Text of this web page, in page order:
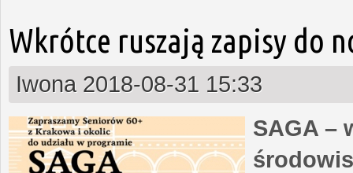
Wkrótce ruszają zapisy do
Iwona 2018-08-31 15:33
SAGA –